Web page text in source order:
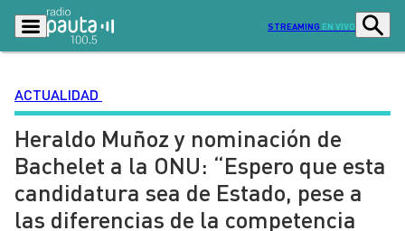
STREAMING EN VIVO
Podcasts Programas
Lo Último Actualidad
Ciudad Economía
ACTUALIDAD
Heraldo Muñoz y nominación de
Bachelet a la ONU: “Espero que esta
candidatura sea de Estado, pese a
las diferencias de la competencia